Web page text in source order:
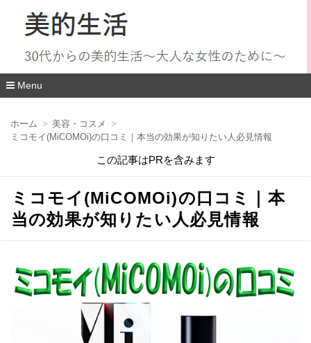
Menu
移
ホーム
美容・コスメ
ミコモイ(MiCOMOi)の口コミ｜本当の効果が知りたい人必見情報
この記事はPRを含みます
ミコモイ(MiCOMOi)の口コミ｜本
当の効果が知りたい人必見情報